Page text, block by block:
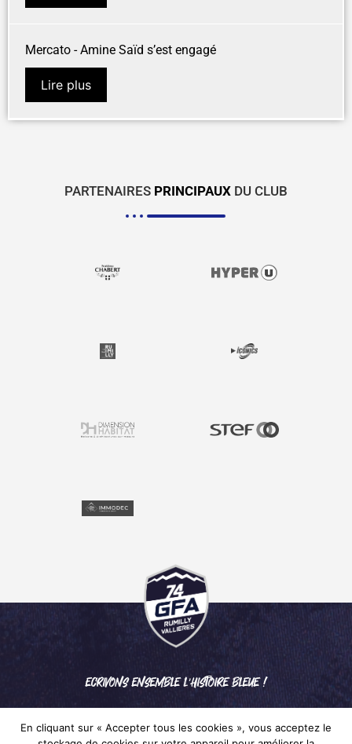
Mercato - Amine Saïd s’est engagé
Lire plus
PARTENAIRES PRINCIPAUX DU CLUB
ECRIVONS ENSEMBLE L'HISTOIRE BLEUE !
En cliquant sur « Accepter tous les cookies », vous acceptez le